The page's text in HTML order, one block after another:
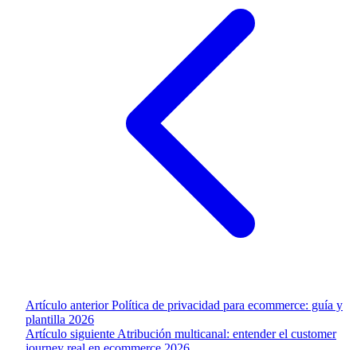
Artículo anterior Política de privacidad para ecommerce: guía y
plantilla 2026
Artículo siguiente Atribución multicanal: entender el customer